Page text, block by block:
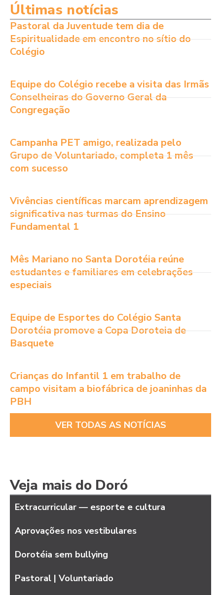
Últimas notícias
Pastoral da Juventude tem dia de
Espiritualidade em encontro no sítio do
Colégio
Equipe do Colégio recebe a visita das Irmãs
Conselheiras do Governo Geral da
Congregação
Campanha PET amigo, realizada pelo
Grupo de Voluntariado, completa 1 mês
com sucesso
Vivências científicas marcam aprendizagem
significativa nas turmas do Ensino
Fundamental 1
Mês Mariano no Santa Dorotéia reúne
estudantes e familiares em celebrações
especiais
Equipe de Esportes do Colégio Santa
Dorotéia promove a Copa Doroteia de
Basquete
Crianças do Infantil 1 em trabalho de
campo visitam a biofábrica de joaninhas da
PBH
VER TODAS AS NOTÍCIAS
Veja mais do Doró
Extracurricular — esporte e cultura
Aprovações nos vestibulares
Dorotéia sem bullying
Pastoral | Voluntariado